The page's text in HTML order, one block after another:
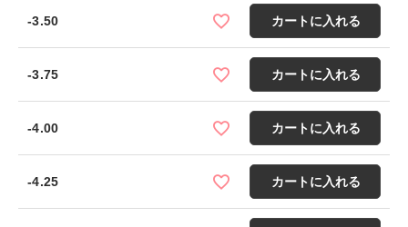
-3.50 カートに入れる
-3.75 カートに入れる
-4.00 カートに入れる
-4.25 カートに入れる